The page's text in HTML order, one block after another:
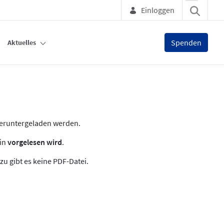
Einloggen
Aktuelles Spenden
werden.
vorgelesen wird.
gibt es keine PDF-Datei.